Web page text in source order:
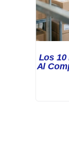
Los 10
Al